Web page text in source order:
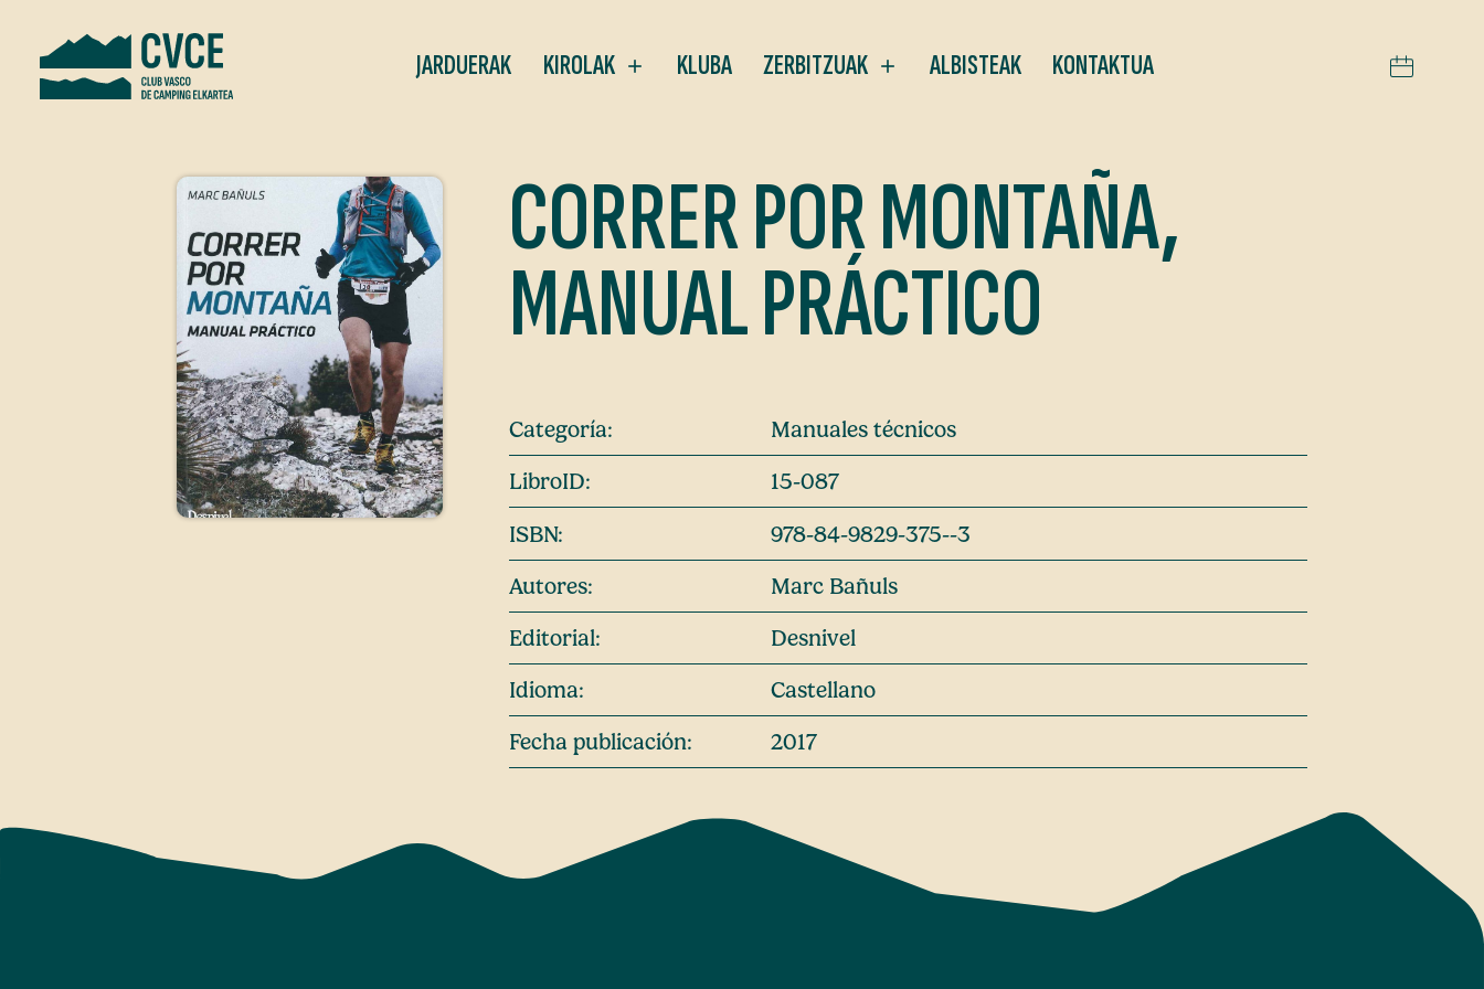
JARDUERAK KIROLAK KLUBA ZERBITZUAK ALBISTEAK KONTAKTUA
CORRER POR MONTAÑA,
MANUAL PRÁCTICO
Categoría:
Manuales técnicos
LibroID:
15-087
ISBN:
978-84-9829-375--3
Autores:
Marc Bañuls
Editorial:
Desnivel
Idioma:
Castellano
Fecha publicación:
2017